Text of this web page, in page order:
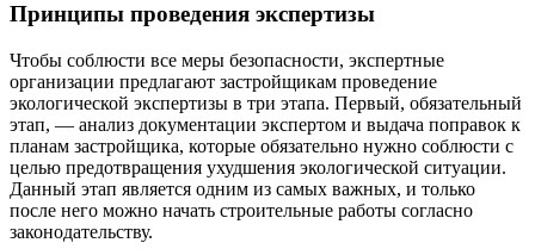
Принципы проведения экспертизы
Чтобы соблюсти все меры безопасности, экспертные
организации предлагают застройщикам проведение
экологической экспертизы в три этапа. Первый, обязательный
этап, — анализ документации экспертом и выдача поправок к
планам застройщика, которые обязательно нужно соблюсти с
целью предотвращения ухудшения экологической ситуации.
Данный этап является одним из самых важных, и только
после него можно начать строительные работы согласно
законодательству.